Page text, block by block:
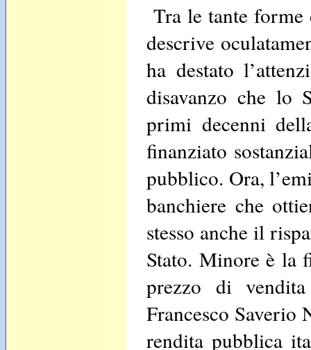
Tra le tante
descrive
ha destato
disavanzo che lo
primi decenni
finanziato
pubblico. Ora,
banchiere che
stesso anche il
Stato. Minore è la
prezzo di
Francesco Saverio
rendita pubblica